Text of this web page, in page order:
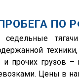
ПО
седельные
и прочих
Цены в